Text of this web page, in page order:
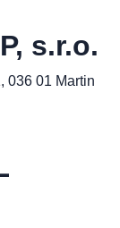
s.r.o.
036 01 Martin